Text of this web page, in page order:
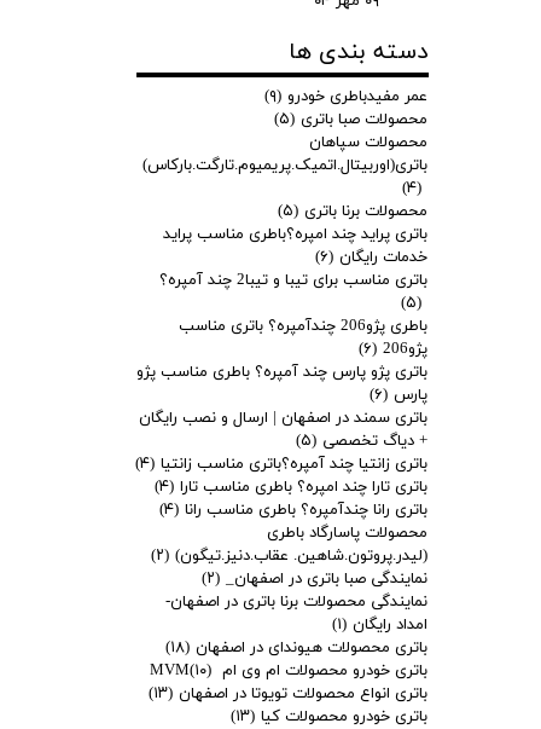
دسته بندی ها
عمر مفیدباطری خودرو (۹)
محصولات صبا باتری (۵)
محصولات سپاهان
باتری(اوربیتال.اتمیک.پریمیوم.تارگت.بارکاس)
(۴)
محصولات برنا باتری (۵)
باتری پراید چند امپره؟باطری مناسب پراید
خدمات رایگان (۶)
باتری مناسب برای تیبا و تیبا2 چند آمپره؟
(۵)
باطری پژو206 چندآمپره؟ باتری مناسب
پژو206
(۶)
باتری پژو پارس چند آمپره؟ باطری مناسب پژو
پارس (۶)
باتری سمند در اصفهان | ارسال و نصب رایگان
+ دیاگ تخصصی (۵)
باتری زانتیا چند آمپره؟باتری مناسب زانتیا (۴)
باتری تارا چند امپره؟ باطری مناسب تارا (۴)
باتری رانا چندآمپره؟ باطری مناسب رانا (۴)
محصولات پاسارگاد باطری
(لیدر.پروتون.شاهین. عقاب.دنیز.تیگون) (۲)
نمایندگی صبا باتری در اصفهان_ (۲)
نمایندگی محصولات برنا باتری در اصفهان-
امداد رایگان (۱)
باتری محصولات هیوندای در اصفهان (۱۸)
باتری خودرو محصولات ام وی ام MVM (۱۰)
باتری انواع محصولات تویوتا در اصفهان (۱۳)
باتری خودرو محصولات کیا (۱۳)